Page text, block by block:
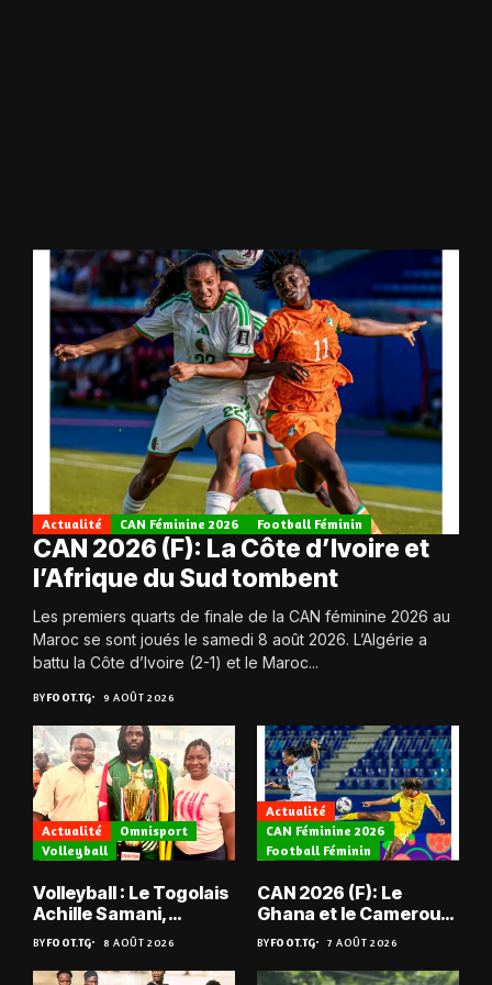
Actualité CAN Féminine 2026 Football Féminin
CAN 2026 (F): La Côte d’Ivoire et
l’Afrique du Sud tombent
Les premiers quarts de finale de la CAN féminine 2026 au
Maroc se sont joués le samedi 8 août 2026. L’Algérie a
battu la Côte d’Ivoire (2-1) et le Maroc...
BYFOOT.TG 9 AOÛT 2026
Actualité
Omnisport
Volleyball
Volleyball : Le Togolais
Achille Samani,
champion du Bénin !
BYFOOT.TG 8 AOÛT 2026
Actualité
CAN Féminine 2026
Football Féminin
CAN 2026 (F): Le
Ghana et le Cameroun
en quarts
BYFOOT.TG 7 AOÛT 2026